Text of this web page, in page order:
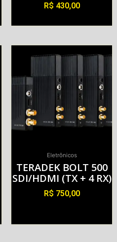
R$ 430,00
Eletrônicos
TERADEK BOLT 500
SDI/HDMI (TX + 4 RX)
R$ 750,00